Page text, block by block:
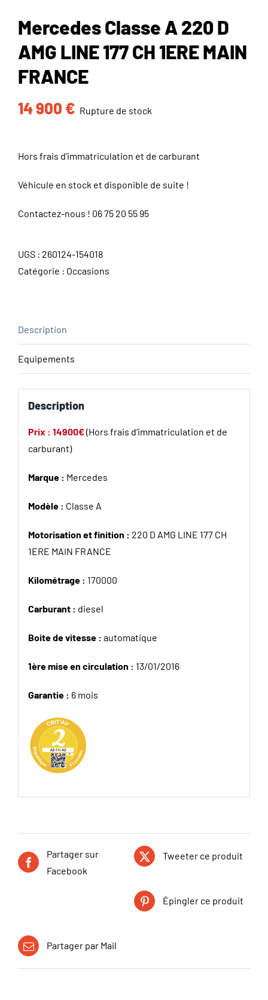
Mercedes Classe A 220 D
AMG LINE 177 CH 1ERE MAIN
FRANCE
14 900 € Rupture de stock
Hors frais d’immatriculation et de carburant
Véhicule en stock et disponible de suite !
Contactez-nous ! 06 75 20 55 95
UGS : 260124-154018
Catégorie : Occasions
Description
Equipements
Description
Prix : 14900€(Hors frais d’immatriculation et de
carburant)
Marque : Mercedes
Modèle : Classe A
Motorisation et finition : 220 D AMG LINE 177 CH
1ERE MAIN FRANCE
Kilométrage : 170000
Carburant : diesel
Boite de vitesse : automatique
1ère mise en circulation : 13/01/2016
Garantie : 6 mois
Partager sur
Facebook
Tweeter ce produit
Épingler ce produit
Partager par Mail